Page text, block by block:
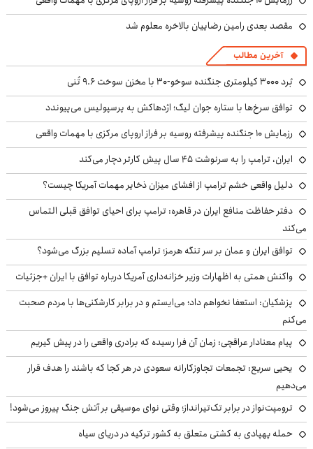
مقصد بعدی رامین رضاییان بالاخره معلوم شد
آخرین مطالب
بُرد ۳۰۰۰ کیلومتری جنگنده سوخو-۳۰ با مخزن سوخت ۹.۶ تُنی
توافق سرخ‌ها با ستاره جوان لیگ؛ اژدهاکش به پرسپولیس می‌پیوندد
رزمایش ۱۰ جنگنده پیشرفته روسیه بر فراز اروپای مرکزی با مهمات واقعی
ایران، ترامپ را به سرنوشت ۴۵ سال پیش کارتر دچار می‌کند
دلیل واقعی خشم ترامپ از افشای میزان ذخایر مهمات آمریکا چیست؟
دفتر حفاظت منافع ایران در قاهره: ترامپ برای احیای توافق قبلی التماس
می‌کند
توافق ایران و عمان بر سر تنگه هرمز؛ ترامپ آماده تسلیم بزرگ می‌شود؟
واکنش همتی به اظهارات وزیر خزانه‌داری آمریکا درباره توافق با ایران +جزئیات
پزشکیان: استعفا نخواهم داد؛ می‌ایستم و در برابر کارشکنی‌ها با مردم صحبت
می‌کنم
پیام معنادار عراقچی: زمان آن فرا رسیده که برادری واقعی را در پیش گیریم
یحیی سریع: تجمعات تجاوزکارانه سعودی در هر کجا که باشند را هدف قرار
می‌دهیم
ترومپت‌نواز در برابر تک‌تیرانداز؛ وقتی نوای موسیقی بر آتش جنگ پیروز می‌شود!
حمله پهپادی به کشتی متعلق به کشور ترکیه در دریای سیاه